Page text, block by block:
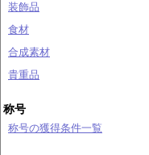
装飾品
食材
合成素材
貴重品
称号
称号の獲得条件一覧